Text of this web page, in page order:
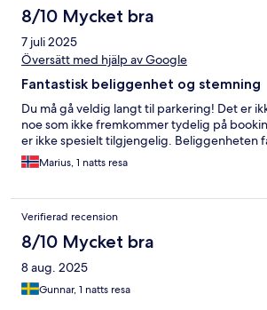
8/10 Mycket bra
7 juli 2025
Översätt med hjälp av Google
Fantastisk beliggenhet og stemning
Du må gå veldig langt til parkering! Det er
noe som ikke fremkommer tydelig på
er ikke spesielt tilgjengelig. Beliggenheten
Marius, 1 natts resa
Verifierad recension
8/10 Mycket bra
8 aug. 2025
Gunnar, 1 natts resa